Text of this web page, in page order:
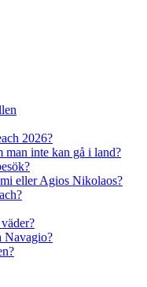
2026?
man inte kan gå i land?
eller Agios Nikolaos?
Navagio?